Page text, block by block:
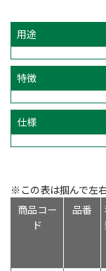
用途
特徴
仕様
※この表は掴んで左
商品コー
ド
品番